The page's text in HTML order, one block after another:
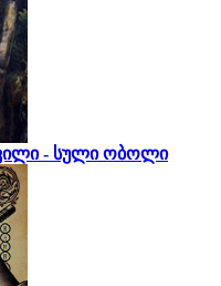
- სული ობოლი